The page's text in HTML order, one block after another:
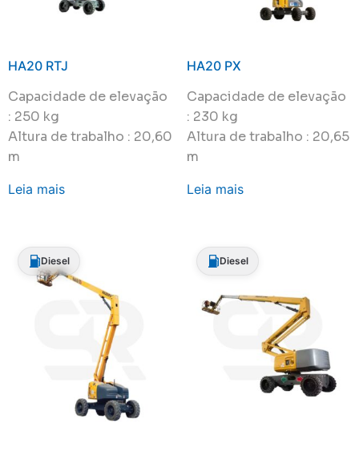
HA20 RTJ
Capacidade de elevação
: 250 kg
Altura de trabalho : 20,60
m
Leia mais
HA20 PX
Capacidade de elevação
: 230 kg
Altura de trabalho : 20,65
m
Leia mais
Diesel Diesel